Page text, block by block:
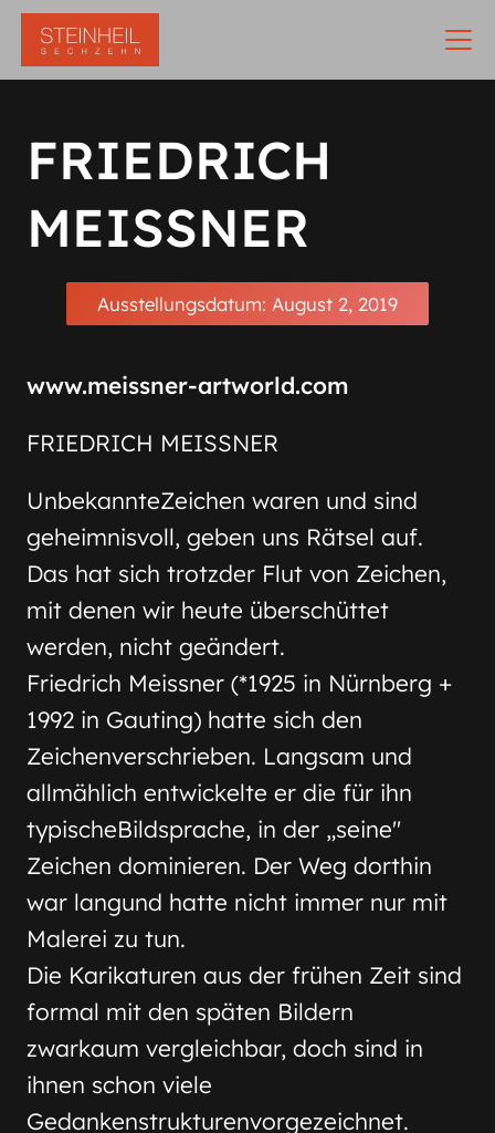
FRIEDRICH
MEISSNER
Ausstellungsdatum: August 2, 2019
www.meissner-artworld.com
FRIEDRICH MEISSNER
UnbekannteZeichen waren und sind
geheimnisvoll, geben uns Rätsel auf.
Das hat sich trotzder Flut von Zeichen,
mit denen wir heute überschüttet
werden, nicht geändert.
Friedrich Meissner (*1925 in Nürnberg +
1992 in Gauting) hatte sich den
Zeichenverschrieben. Langsam und
allmählich entwickelte er die für ihn
typischeBildsprache, in der „seine"
Zeichen dominieren. Der Weg dorthin
war langund hatte nicht immer nur mit
Malerei zu tun.
Die Karikaturen aus der frühen Zeit sind
formal mit den späten Bildern
zwarkaum vergleichbar, doch sind in
ihnen schon viele
Gedankenstrukturenvorgezeichnet.